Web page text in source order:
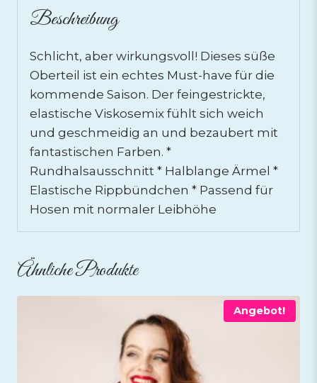
Beschreibung
Schlicht, aber wirkungsvoll! Dieses süße
Oberteil ist ein echtes Must-have für die
kommende Saison. Der feingestrickte,
elastische Viskosemix fühlt sich weich
und geschmeidig an und bezaubert mit
fantastischen Farben. *
Rundhalsausschnitt * Halblange Ärmel *
Elastische Rippbündchen * Passend für
Hosen mit normaler Leibhöhe
Ähnliche Produkte
Angebot!